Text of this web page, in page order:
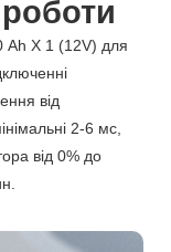
Ah Х 1 (12V) для
від
2-6 мс,
від 0% до